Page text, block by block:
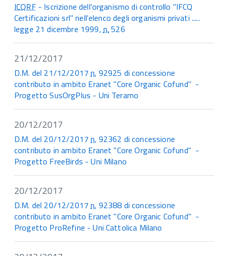
ICQRF- Iscrizione dell'organismo di controllo "IFCQ
Certificazioni srl" nell'elenco degli organismi privati .....
legge 21 dicembre 1999,n.526
21/12/2017
D.M. del 21/12/2017n. 92925 di concessione
contributo in ambito Eranet "Core Organic Cofund" -
Progetto SusOrgPlus - Uni Teramo
20/12/2017
D.M. del 20/12/2017n. 92362 di concessione
contributo in ambito Eranet "Core Organic Cofund" -
Progetto FreeBirds - Uni Milano
20/12/2017
D.M. del 20/12/2017n. 92388 di concessione
contributo in ambito Eranet "Core Organic Cofund" -
Progetto ProRefine - Uni Cattolica Milano